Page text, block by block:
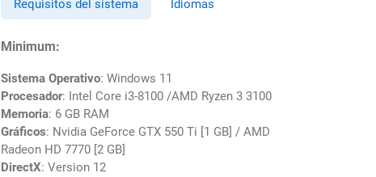
Requisitos del sistema Idiomas
Minimum:
Sistema Operativo: Windows 11
Procesador: Intel Core i3-8100 /AMD Ryzen 3 3100
Memoria: 6 GB RAM
Gráficos: Nvidia GeForce GTX 550 Ti [1 GB] / AMD
Radeon HD 7770 [2 GB]
DirectX: Version 12